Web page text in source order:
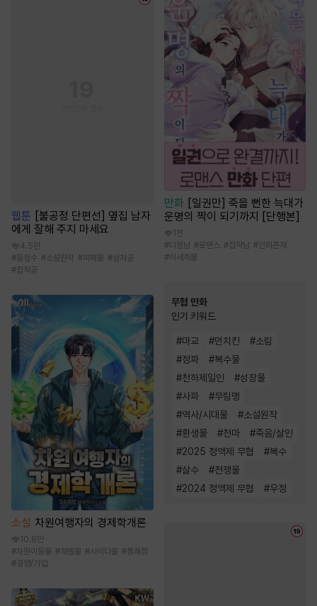
웹툰 [불공정 단편선] 옆집 남자
에게 잘해 주지 마세요
4.5만
#동정수 #소설원작 #피폐물 #상처공
#집착공
소설 차원여행자의 경제학개론
10.8만
#차원이동물 # 재벌물 #사이다물 #통쾌함
#경영/기업
만화 [일권만] 죽을 뻔한 늑대가
운명의 짝이 되기까지 [단행본]
1천
#다정남 #로맨스 #집착남 #인외존재
#이세계물
무협 만화
인기 키워드
#마교 #먼치킨 #소림
#정파 #복수물
#천하제일인 #성장물
#사파 #무림맹
#역사/시대물 #소설원작
#환생물 #천마 #죽음/살인
#2025 정액제 무협 #복수
#살수 #전쟁물
#2024 정액제 무협 #우정